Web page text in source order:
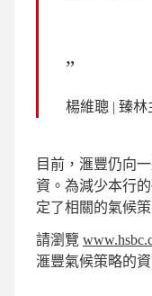
楊維聰 | 臻林
目前，滙豐仍向
資。為減少本行
定了相關的氣候策
請瀏覽
滙豐氣候策略的資